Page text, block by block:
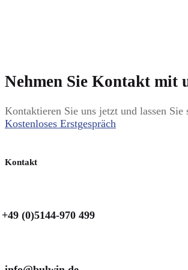
Nehmen Sie Kontakt mit
Kontaktieren Sie uns jetzt und lassen
Kostenloses Erstgespräch
Kontakt
+49 (0)5144-970 499